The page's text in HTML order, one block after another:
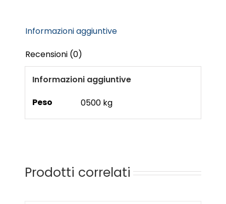
Informazioni aggiuntive
Recensioni (0)
Informazioni aggiuntive
Peso
0500 kg
Prodotti correlati